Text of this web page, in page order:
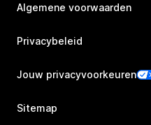
Algemene voorwaarden
Privacybeleid
Jouw privacyvoorkeuren
Sitemap